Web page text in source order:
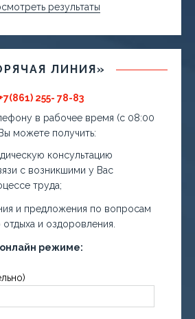
результаты
ЛИНИЯ»
+7(861) 255- 78-83
в рабочее время (с 08:00
можете получить:
консультацию
с возникшими у Вас
труда;
и предложения по вопросам
отдыха и оздоровления.
онлайн режиме: